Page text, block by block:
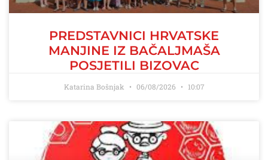
PREDSTAVNICI HRVATSKE
MANJINE IZ BAČALJMAŠA
POSJETILI BIZOVAC
Katarina Bošnjak 06/08/2026 10:07